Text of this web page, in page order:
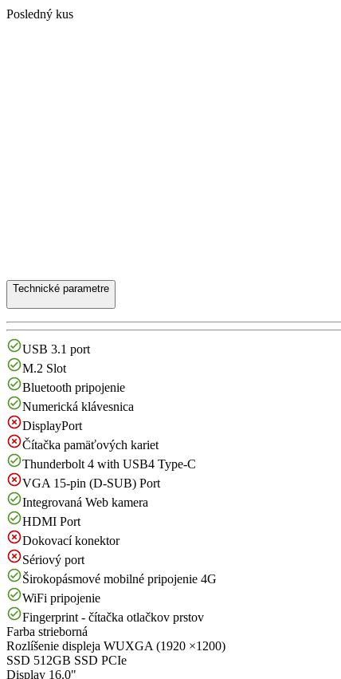
Posledný kus
Technické parametre
USB 3.1 port
M.2 Slot
Bluetooth pripojenie
Numerická klávesnica
DisplayPort
Čítačka pamäťových kariet
Thunderbolt 4 with USB4 Type-C
VGA 15-pin (D-SUB) Port
Integrovaná Web kamera
HDMI Port
Dokovací konektor
Sériový port
Širokopásmové mobilné pripojenie 4G
WiFi pripojenie
Fingerprint - čítačka otlačkov prstov
Farba strieborná
Rozlíšenie displeja WUXGA (1920 ×1200)
SSD 512GB SSD PCIe
Display 16.0"